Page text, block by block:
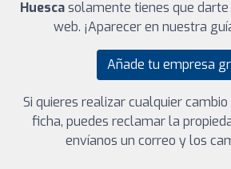
Huescasolamente tienes que
web. ¡Aparecer en nuestra
Añade tu empresa
Si quieres realizar cualquier
ficha, puedes reclamar la
envíanos un correo y los